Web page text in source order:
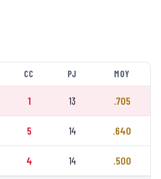
CC PJ MOY
1 13 .705
5 14 .640
4 14 .500